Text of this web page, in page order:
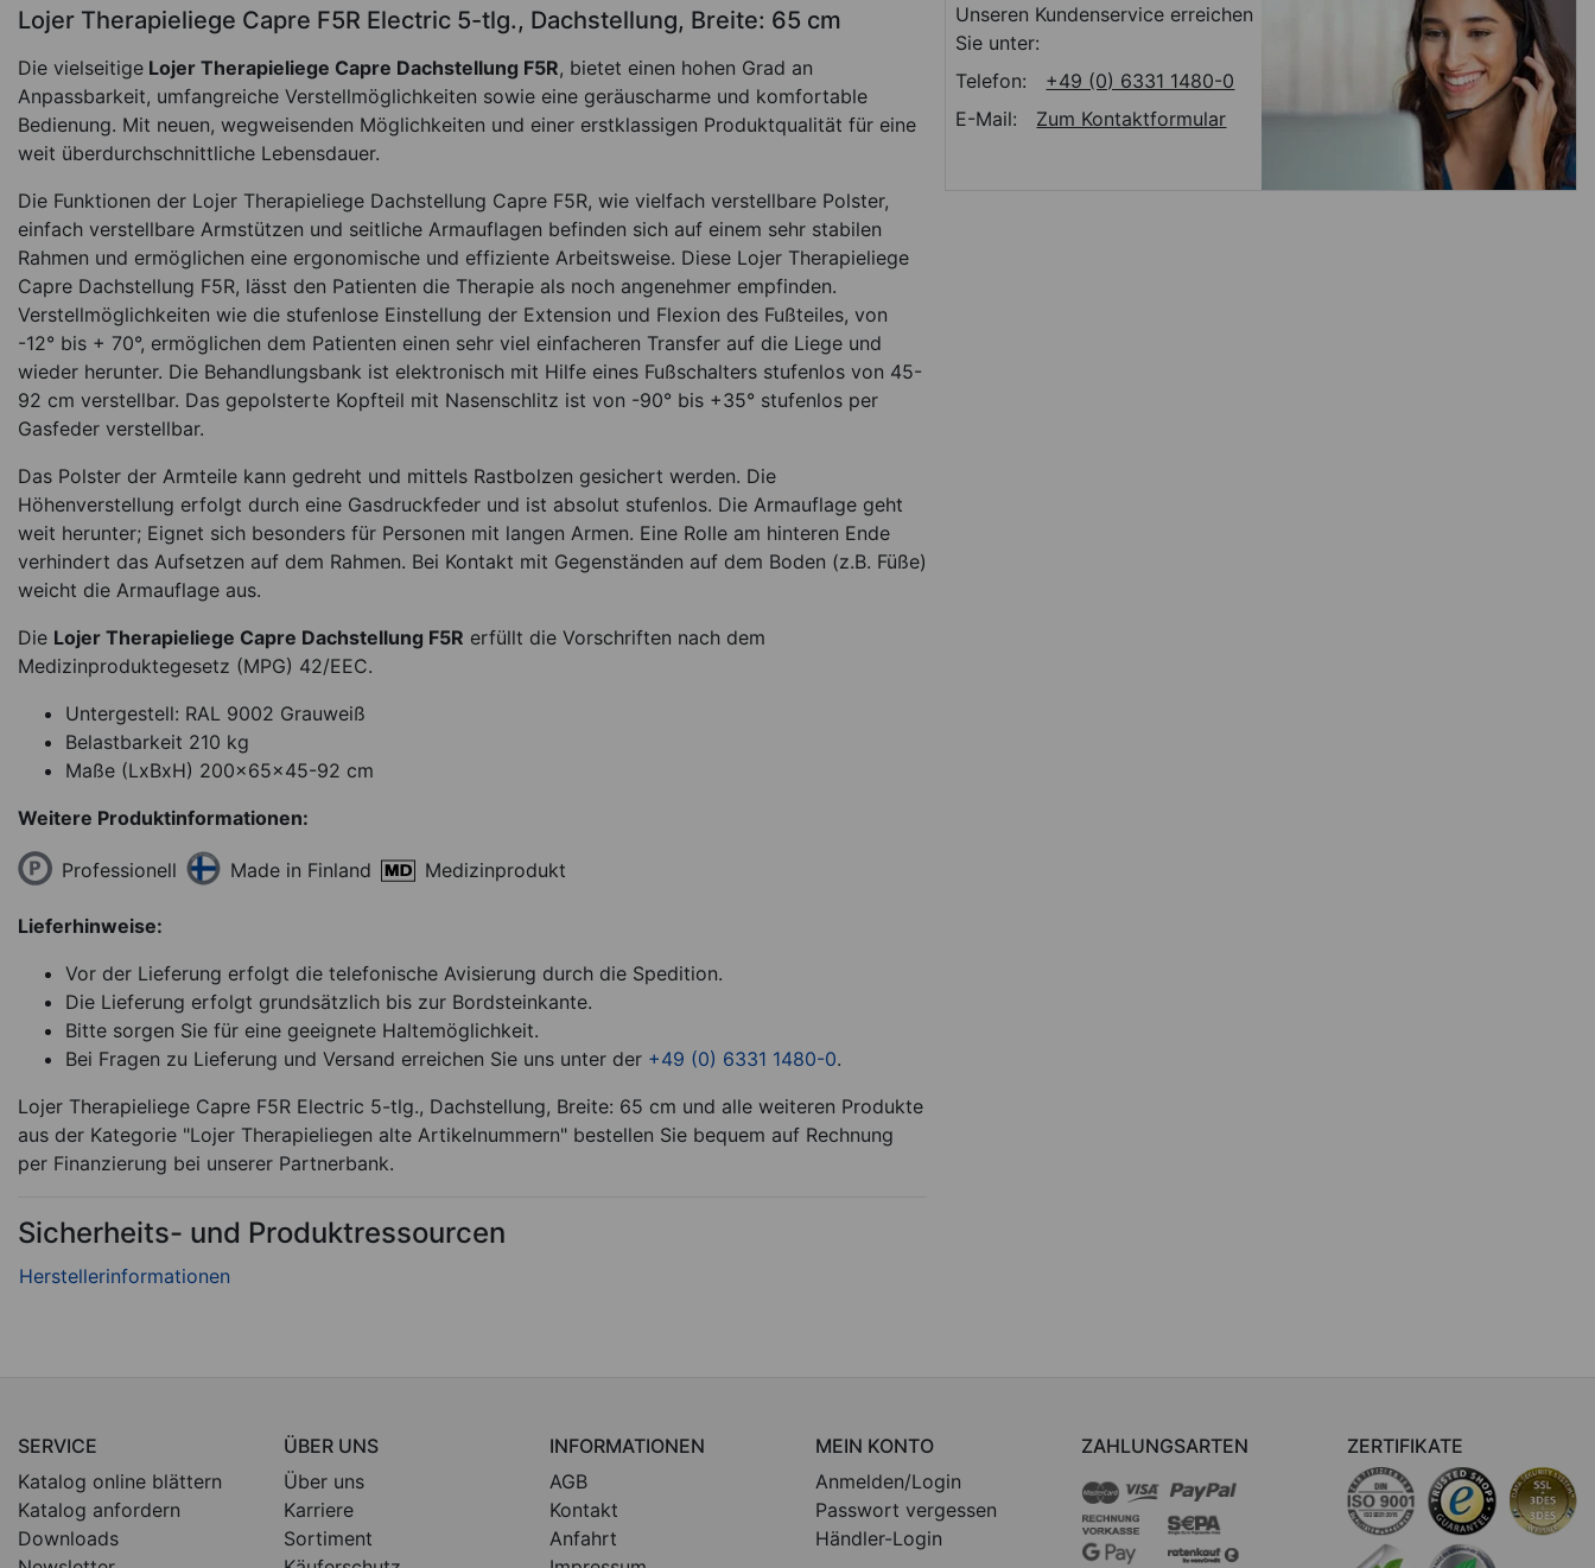
Lojer Therapieliege Capre F5R Electric 5-tlg., Dachstellung, Breite: 65 cm
Die vielseitige Lojer Therapieliege Capre Dachstellung F5R, bietet einen hohen Grad an
Anpassbarkeit, umfangreiche Verstellmöglichkeiten sowie eine geräuscharme und komfortable
Bedienung. Mit neuen, wegweisenden Möglichkeiten und einer erstklassigen Produktqualität für eine
weit überdurchschnittliche Lebensdauer.
Die Funktionen der Lojer Therapieliege Dachstellung Capre F5R, wie vielfach verstellbare Polster,
einfach verstellbare Armstützen und seitliche Armauflagen befinden sich auf einem sehr stabilen
Rahmen und ermöglichen eine ergonomische und effiziente Arbeitsweise. Diese Lojer Therapieliege
Capre Dachstellung F5R, lässt den Patienten die Therapie als noch angenehmer empfinden.
Verstellmöglichkeiten wie die stufenlose Einstellung der Extension und Flexion des Fußteiles, von
-12° bis + 70°, ermöglichen dem Patienten einen sehr viel einfacheren Transfer auf die Liege und
wieder herunter. Die Behandlungsbank ist elektronisch mit Hilfe eines Fußschalters stufenlos von 45-
92 cm verstellbar. Das gepolsterte Kopfteil mit Nasenschlitz ist von -90° bis +35° stufenlos per
Gasfeder verstellbar.
Das Polster der Armteile kann gedreht und mittels Rastbolzen gesichert werden. Die
Höhenverstellung erfolgt durch eine Gasdruckfeder und ist absolut stufenlos. Die Armauflage geht
weit herunter; Eignet sich besonders für Personen mit langen Armen. Eine Rolle am hinteren Ende
verhindert das Aufsetzen auf dem Rahmen. Bei Kontakt mit Gegenständen auf dem Boden (z.B. Füße)
weicht die Armauflage aus.
Die Lojer Therapieliege Capre Dachstellung F5R erfüllt die Vorschriften nach dem
Medizinproduktegesetz (MPG) 42/EEC.
Untergestell: RAL 9002 Grauweiß
Belastbarkeit 210 kg
Maße (LxBxH) 200x65x45-92 cm
Weitere Produktinformationen:
Professionell Made in Finland Medizinprodukt
Lieferhinweise:
Vor der Lieferung erfolgt die telefonische Avisierung durch die Spedition.
Die Lieferung erfolgt grundsätzlich bis zur Bordsteinkante.
Bitte sorgen Sie für eine geeignete Haltemöglichkeit.
Bei Fragen zu Lieferung und Versand erreichen Sie uns unter der +49 (0) 6331 1480-0.
Lojer Therapieliege Capre F5R Electric 5-tlg., Dachstellung, Breite: 65 cm und alle weiteren Produkte
aus der Kategorie "Lojer Therapieliegen alte Artikelnummern" bestellen Sie bequem auf Rechnung
per Finanzierung bei unserer Partnerbank.
Sicherheits- und Produktressourcen
Unseren Kundenservice erreichen
Sie unter:
Telefon:
+49 (0) 6331 1480-0
E-Mail:
Zum Kontaktformular
SERVICE
Katalog online blättern
Katalog anfordern
Downloads
ÜBER UNS
Über uns
Karriere
Sortiment
INFORMATIONEN
AGB
Kontakt
Anfahrt
MEIN KONTO
Anmelden/Login
Passwort vergessen
Händler-Login
ZAHLUNGSARTEN ZERTIFIKATE